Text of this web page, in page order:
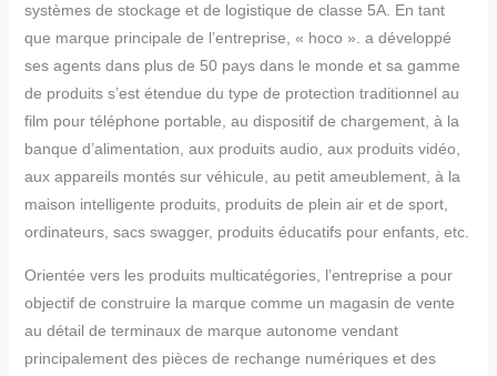
systèmes de stockage et de logistique de classe 5A. En tant
que marque principale de l’entreprise, « hoco ». a développé
ses agents dans plus de 50 pays dans le monde et sa gamme
de produits s’est étendue du type de protection traditionnel au
film pour téléphone portable, au dispositif de chargement, à la
banque d’alimentation, aux produits audio, aux produits vidéo,
aux appareils montés sur véhicule, au petit ameublement, à la
maison intelligente produits, produits de plein air et de sport,
ordinateurs, sacs swagger, produits éducatifs pour enfants, etc.
Orientée vers les produits multicatégories, l’entreprise a pour
objectif de construire la marque comme un magasin de vente
au détail de terminaux de marque autonome vendant
principalement des pièces de rechange numériques et des